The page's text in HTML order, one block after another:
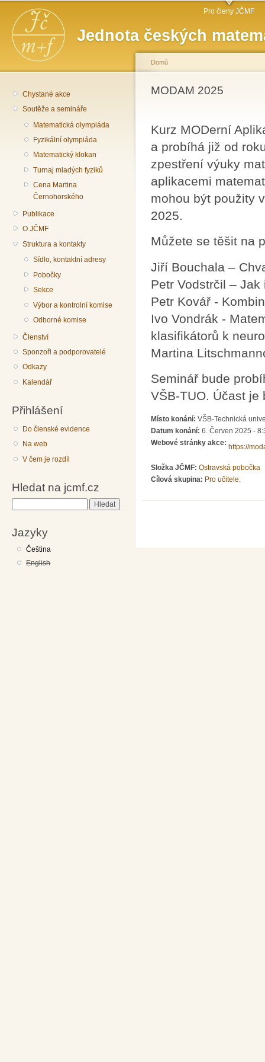
Jednota českých
Hlavní menu Pro členy JČMF
Chystané akce
Soutěže a semináře
Matematická olympiáda
Fyzikální olympiáda
Matematický klokan
Turnaj mladých fyziků
Cena Martina
Černohorského
Publikace
O JČMF
Struktura a kontakty
Sídlo, kontaktní adresy
Pobočky
Sekce
Výbor a kontrolní komise
Odborné komise
Členství
Sponzoři a podporovatelé
Odkazy
Kalendář
Přihlášení
Do členské evidence
Na web
V čem je rozdíl
Hledat na jcmf.cz
Jazyky
Čeština
English
Jste zde
Domů
MODAM 2025
Kurz MODerní
a probíhá již od
zpestření výuky
aplikacemi
mohou být použity
2025.
Můžete se těšit na
Jiří Bouchala –
Petr Vodstrčil –
Petr Kovář -
Ivo Vondrák -
klasifikátorů k
Martina
Seminář bude
VŠB-TUO. Účast
Místo konání: VŠB-Technická
Datum konání: 6. Červen 2025 -
Webové stránky akce:
https://
Složka JČMF: Ostravská pobočka
Cílová skupina: Pro učitele.